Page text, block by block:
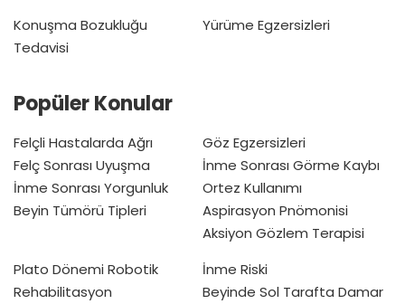
Konuşma Bozukluğu
Tedavisi
Yürüme Egzersizleri
Popüler Konular
Felçli Hastalarda Ağrı
Felç Sonrası Uyuşma
İnme Sonrası Yorgunluk
Beyin Tümörü Tipleri
Göz Egzersizleri
İnme Sonrası Görme Kaybı
Ortez Kullanımı
Aspirasyon Pnömonisi
Aksiyon Gözlem Terapisi
Plato Dönemi Robotik
Rehabilitasyon
İnme Riski
Beyinde Sol Tarafta Damar